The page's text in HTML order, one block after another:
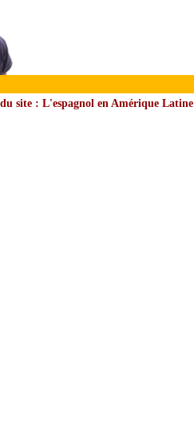
site : L'espagnol en Amérique Latine